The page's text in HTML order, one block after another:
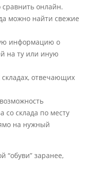
онлайн.
можно найти свежие
информацию о
на ту или иную
отвечающих
со склада по месту
на нужный
“обуви” заранее,